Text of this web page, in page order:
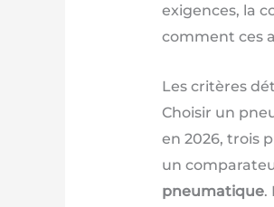
exigences, la
comment ces
Les critères
Choisir un
en 2026, trois
un
pneumatique.